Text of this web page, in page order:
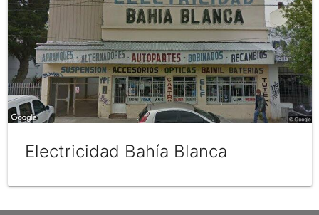
Electricidad Bahía Blanca